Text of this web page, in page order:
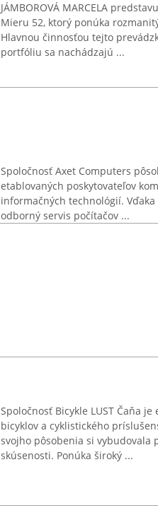
JÁMBOROVÁ MARCELA
Mieru 52, ktorý ponúka
Hlavnou činnosťou tejto
portfóliu sa nachádzajú ...
Spoločnosť Axet Computers
etablovaných poskytovateľov
informačných technológií.
odborný servis počítačov ...
Spoločnosť Bicykle LUST Čaňa
bicyklov a cyklistického
svojho pôsobenia si vybudovala
skúsenosti. Ponúka široký ...